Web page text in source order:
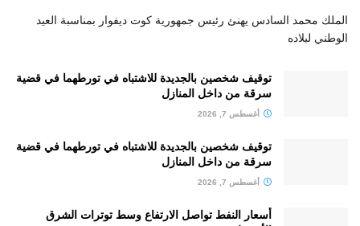
الملك محمد السادس يهنئ رئيس جمهورية كوت ديفوار بمناسبة العيد
الوطني لبلاده
توقيف شخصين بالجديدة للاشتباه في تورطهما في قضية
سرقة من داخل المنازل
أغسطس 7, 2026
توقيف شخصين بالجديدة للاشتباه في تورطهما في قضية
سرقة من داخل المنازل
أغسطس 7, 2026
أسعار النفط تواصل الارتفاع وسط توترات الشرق